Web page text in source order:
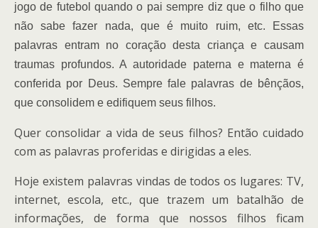
jogo de futebol quando o pai sempre diz que o filho que
não sabe fazer nada, que é muito ruim, etc. Essas
palavras entram no coração desta criança e causam
traumas profundos. A autoridade paterna e materna é
conferida por Deus. Sempre fale palavras de bênçãos,
que consolidem e edifiquem seus filhos.
Quer consolidar a vida de seus filhos? Então cuidado
com as palavras proferidas e dirigidas a eles.
Hoje existem palavras vindas de todos os lugares: TV,
internet, escola, etc., que trazem um batalhão de
informações, de forma que nossos filhos ficam